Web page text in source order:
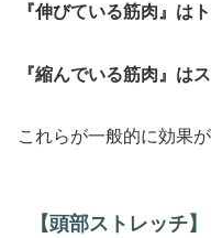
『伸びている筋肉』は
『縮んでいる筋肉』は
これらが一般的に効果
【頭部ストレッチ】